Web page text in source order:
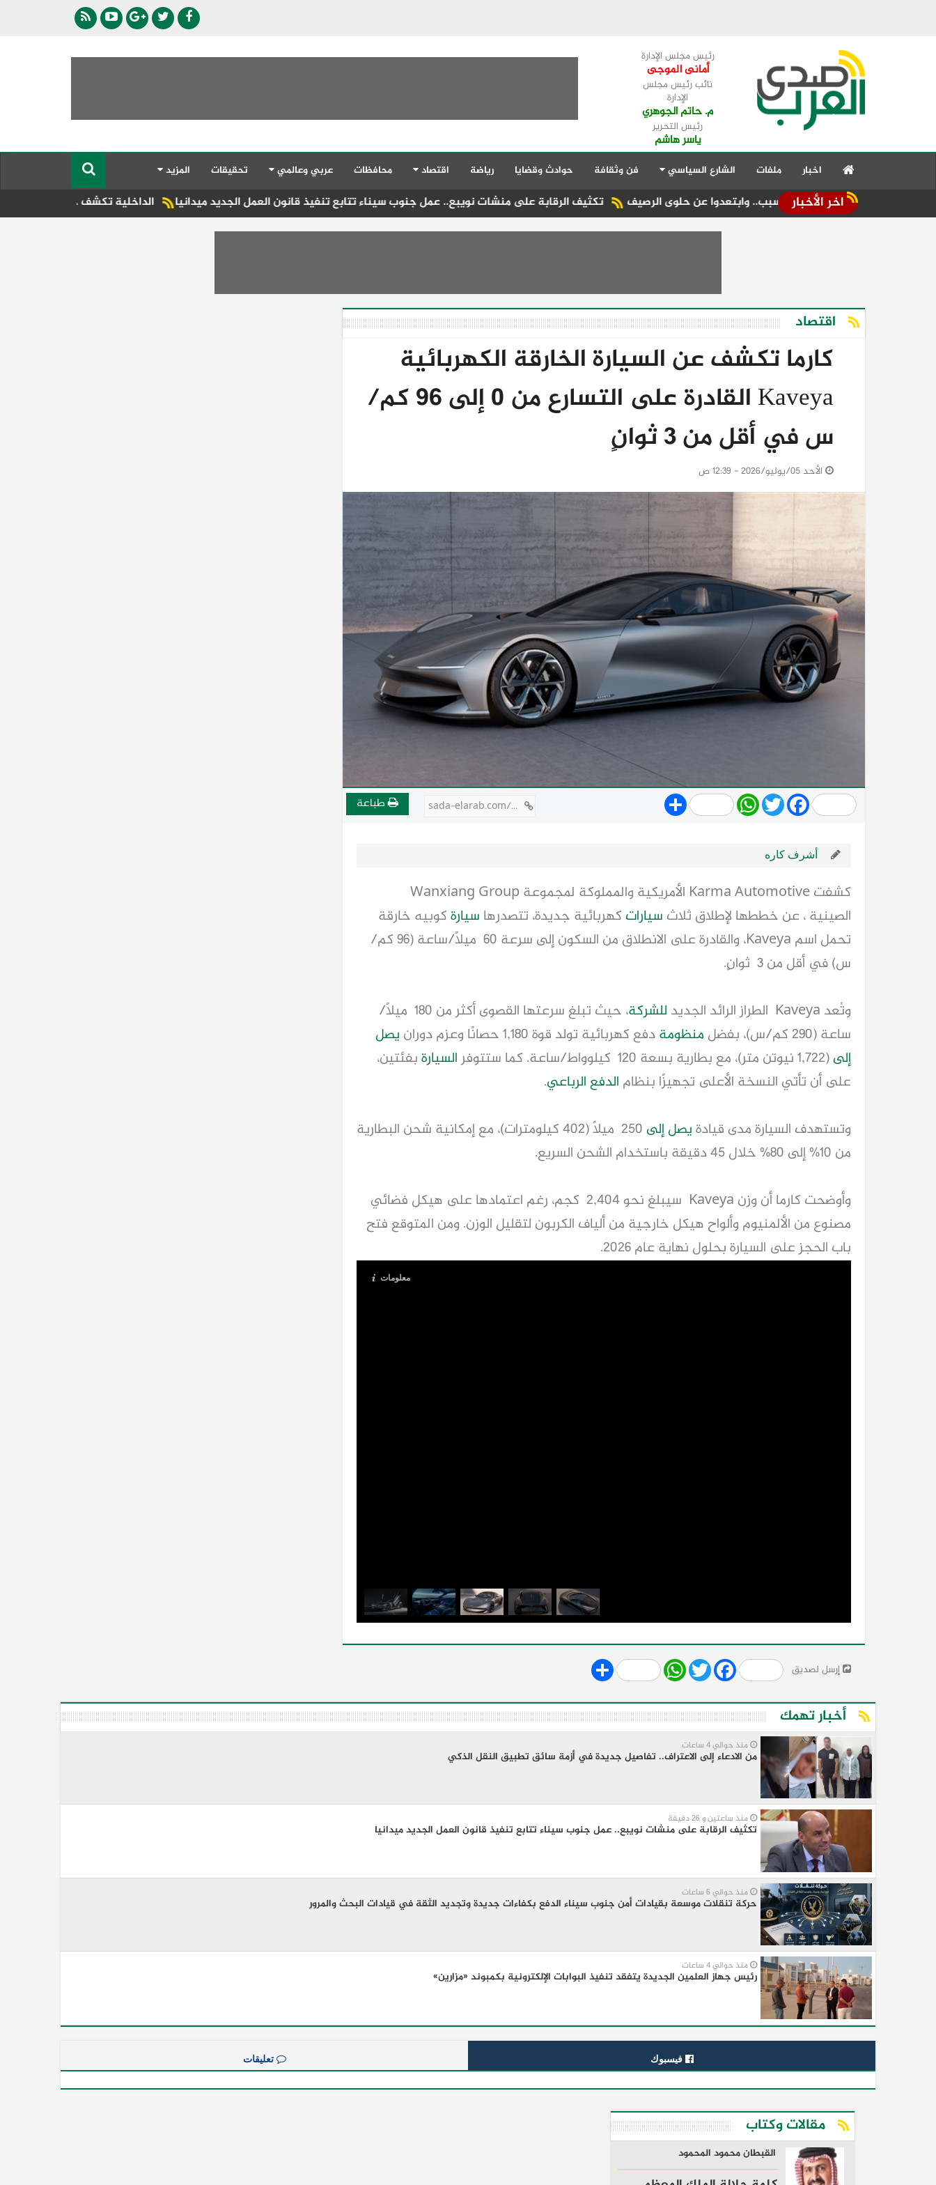
رئيس مجلس الإدارة
أمانى الموجى
نائب رئيس مجلس
الإدارة
م. حاتم الجوهري
رئيس التحرير
ياسر هاشم
اخبار ملفات الشارع السياسي فن وثقافة حوادث وقضايا رياضة اقتصاد محافظات عربي وعالمي تحقيقات المزيد
اخر الأخبار الداخلية تكشف حقيقة ادعاءات سيدة ضد تكثيف الرقابة على منشات نويبع.. عمل جنوب سيناء تتابع تنفيذ قانون العمل الجديد ميدانيا مبكراً لهذا السبب.. وابتعدوا عن حلوى الرصيف
اقتصاد
كارما تكشف عن السيارة الخارقة الكهربائية
Kaveya القادرة على التسارع من 0 إلى 96 كم/
س في أقل من 3 ثوانٍ
الأحد 05/يوليو/2026 - 12:39 ص
Share WhatsApp
TwitterFacebook طباعة sada-elarab.com/811882
أشرف كاره
الصينية ، عن خططها لإطلاق ثلاث سيارات كهربائية جديدة، تتصدرها سيارةكوبيه خارقة
تحمل اسم Kaveya، والقادرة على الانطلاق من السكون إلى سرعة 60 ميلاً/ساعة (96 كم/
س) في أقل من 3 ثوانٍ.
وتُعد Kaveya الطراز الرائد الجديد للشركة
، حيث تبلغ سرعتها القصوى أكثر من 180 ميلاً/
ساعة (290 كم/س)، بفضل
منظومةدفع كهربائية تولد قوة 1,180 حصانًا وعزم دوران
يصل
إلى(1,722 نيوتن متر)، مع بطارية بسعة 120 كيلوواط/ساعة. كما ستتوفر السيارةبفئتين،
على أن تأتي النسخة الأعلى تجهيزًا بنظام الدفع الرباعي.
وتستهدف السيارة مدى قيادةيصل إلى
250 ميلاً (402 كيلومترات)، مع إمكانية شحن البطارية
من 10% إلى 80% خلال 45 دقيقة باستخدام الشحن السريع.
وأوضحت كارما أن وزن Kaveya سيبلغ نحو 2,404 كجم، رغم اعتمادها على هيكل فضائي
مصنوع من الألمنيوم وألواح هيكل خارجية من ألياف الكربون لتقليل الوزن. ومن المتوقع فتح
باب الحجز على السيارة بحلول نهاية عام 2026.
معلومات
إرسل لصديق Share WhatsApp
Twitter Facebook
أخبار تهمك
منذ حوالي 4 ساعات
من الادعاء إلى الاعتراف.. تفاصيل جديدة في أزمة سائق تطبيق النقل الذكي
منذ ساعتين و 26 دقيقة
تكثيف الرقابة على منشات نويبع.. عمل جنوب سيناء تتابع تنفيذ قانون العمل الجديد ميدانيا
منذ حوالي 6 ساعات
حركة تنقلات موسعة بقيادات أمن جنوب سيناء الدفع بكفاءات جديدة وتجديد الثقة في قيادات البحث والمرور
منذ حوالي 4 ساعات
رئيس جهاز العلمين الجديدة يتفقد تنفيذ البوابات الإلكترونية بكمبوند «مزارين»
فيسبوك تعليقات
مقالات وكتاب
القبطان محمود المحمود